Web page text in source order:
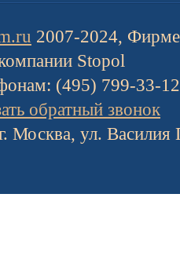
2007-2024,
Stopol
(495) 799-33-
обратный звонок
Москва, ул. Василия